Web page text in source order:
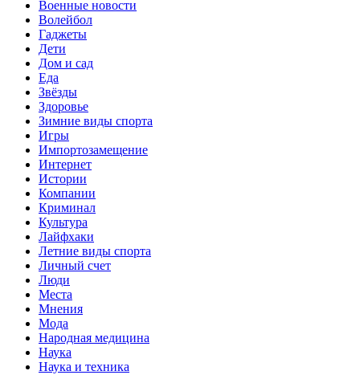
Военные новости
Волейбол
Гаджеты
Дети
Дом и сад
Еда
Звёзды
Здоровье
Зимние виды спорта
Игры
Импортозамещение
Интернет
Истории
Компании
Криминал
Культура
Лайфхаки
Летние виды спорта
Личный счет
Люди
Места
Мнения
Мода
Народная медицина
Наука
Наука и техника